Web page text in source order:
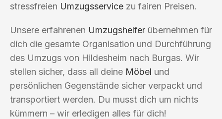
stressfreien Umzugsservice zu fairen Preisen.
Unsere erfahrenen Umzugshelfer übernehmen für
dich die gesamte Organisation und Durchführung
des Umzugs von Hildesheim nach Burgas. Wir
stellen sicher, dass all deine Möbel und
persönlichen Gegenstände sicher verpackt und
transportiert werden. Du musst dich um nichts
kümmern – wir erledigen alles für dich!